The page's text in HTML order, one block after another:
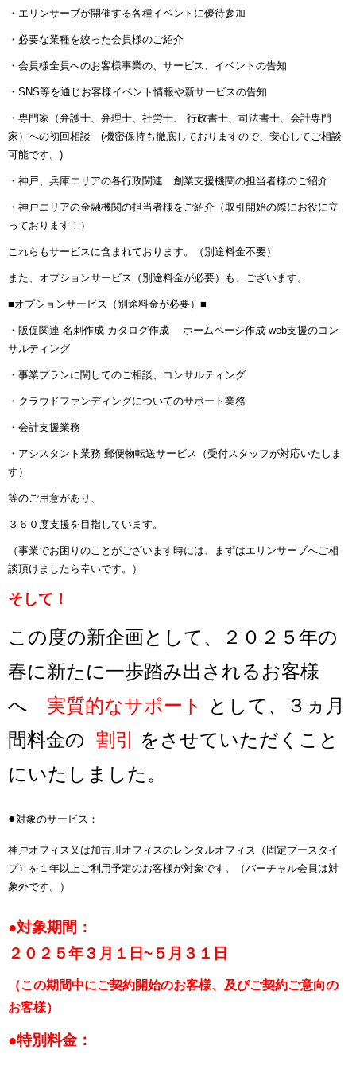
・エリンサーブが開催する各種イベントに優待参加
・必要な業種を絞った会員様のご紹介
・会員様全員へのお客様事業の、サービス、イベントの告知
・SNS等を通じお客様イベント情報や新サービスの告知
・専門家（弁護士、弁理士、社労士、 行政書士、司法書士、会計専門
家）への初回相談 (機密保持も徹底しておりますので、安心してご相談
可能です。)
・神戸、兵庫エリアの各行政関連 創業支援機関の担当者様のご紹介
・神戸エリアの金融機関の担当者様をご紹介 （取引開始の際にお役に立
っております！）
これらもサービスに含まれております。（別途料金不要）
また、 オプションサービス（別途料金が必要） も、ございます。
■オプションサービス（別途料金が必要）■
・販促関連 名刺作成 カタログ作成 ホームページ作成 web支援のコン
サルティング
・事業プランに関してのご相談、コンサルティング
・クラウドファンディングについてのサポート業務
・会計支援業務
・アシスタント業務 郵便物転送サービス（受付スタッフが対応いたしま
す）
等のご用意があり、
３６０度支援を目指しています。
（事業でお困りのことがございます時には、まずはエリンサーブへご相
談頂けましたら幸いです。
）
そして！
この度の新企画として、２０２５年の
春に新たに一歩踏み出されるお客様
へ 実質的なサポート
として、３ヵ月
間料金の 割引 をさせていただくこと
にいたしました。
●対象のサービス：
神戸オフィス又は加古川オフィスのレンタルオフィス（固定ブースタイ
プ）を １年以上ご利用予定のお客様が対象です。（バーチャル会員は対
象外です。）
●対象期間：
２０２５年３月１日~５月３１日
（この期間中にご契約開始のお客様、及びご契約ご意向の
お客様）
●特別料金：